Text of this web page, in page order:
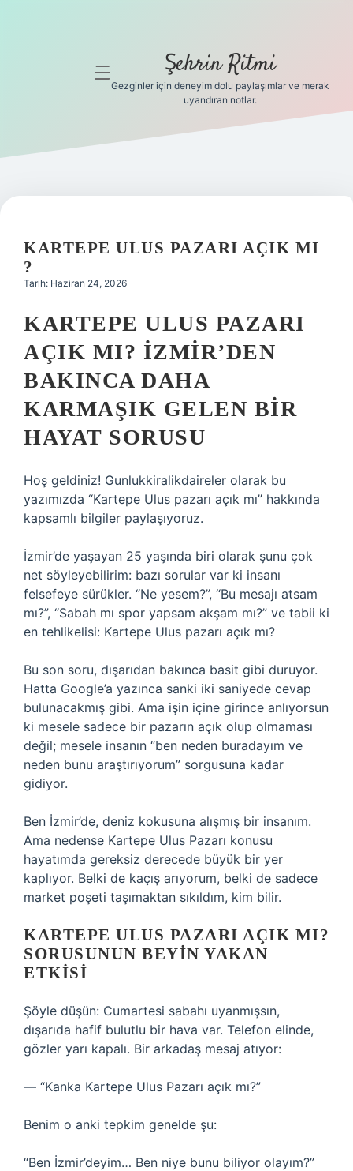
Gizlilik
Hakkımızda
Hakkımızda
menüyü
Şehrin Ritmi
Gezginler için deneyim dolu paylaşımlar ve merak
uyandıran notlar.
KARTEPE ULUS PAZARI AÇIK MI
?
Tarih: Haziran 24, 2026
KARTEPE ULUS PAZARI
AÇIK MI? İZMIR’DEN
BAKINCA DAHA
KARMAŞIK GELEN BIR
HAYAT SORUSU
Hoş geldiniz! Gunlukkiralikdaireler olarak bu
yazımızda “Kartepe Ulus pazarı açık mı” hakkında
kapsamlı bilgiler paylaşıyoruz.
İzmir’de yaşayan 25 yaşında biri olarak şunu çok
net söyleyebilirim: bazı sorular var ki insanı
felsefeye sürükler. “Ne yesem?”, “Bu mesajı atsam
mı?”, “Sabah mı spor yapsam akşam mı?” ve tabii ki
en tehlikelisi: Kartepe Ulus pazarı açık mı?
Bu son soru, dışarıdan bakınca basit gibi duruyor.
Hatta Google’a yazınca sanki iki saniyede cevap
bulunacakmış gibi. Ama işin içine girince anlıyorsun
ki mesele sadece bir pazarın açık olup olmaması
değil; mesele insanın “ben neden buradayım ve
neden bunu araştırıyorum” sorgusuna kadar
gidiyor.
Ben İzmir’de, deniz kokusuna alışmış bir insanım.
Ama nedense Kartepe Ulus Pazarı konusu
hayatımda gereksiz derecede büyük bir yer
kaplıyor. Belki de kaçış arıyorum, belki de sadece
market poşeti taşımaktan sıkıldım, kim bilir.
KARTEPE ULUS PAZARI AÇIK MI?
SORUSUNUN BEYIN YAKAN
ETKISI
Şöyle düşün: Cumartesi sabahı uyanmışsın,
dışarıda hafif bulutlu bir hava var. Telefon elinde,
gözler yarı kapalı. Bir arkadaş mesaj atıyor:
— “Kanka Kartepe Ulus Pazarı açık mı?”
Benim o anki tepkim genelde şu:
“Ben İzmir’deyim… Ben niye bunu biliyor olayım?”